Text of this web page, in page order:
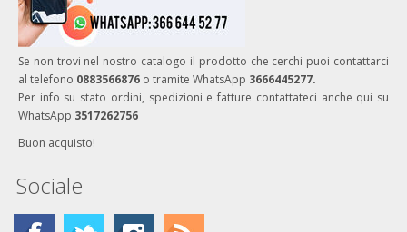
Se non trovi nel nostro catalogo il prodotto che cerchi puoi contattarci
al telefono 0883566876 o tramite WhatsApp 3666445277.
Per info su stato ordini, spedizioni e fatture contattateci anche qui su
WhatsApp 3517262756
Buon acquisto!
Sociale